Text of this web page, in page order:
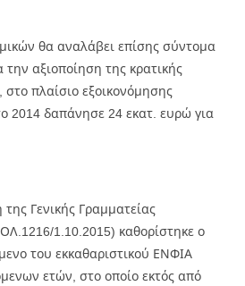
θα αναλάβει επίσης σύντομα
την αξιοποίηση της κρατικής
στο πλαίσιο εξοικονόμησης
2014 δαπάνησε 24 εκατ. ευρώ για
Γενικής Γραμματείας
1.10.2015) καθορίστηκε ο
του εκκαθαριστικού ΕΝΦΙΑ
ετών, στο οποίο εκτός από